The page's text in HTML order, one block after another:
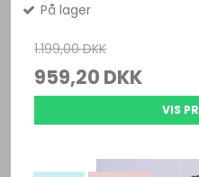
På lager
1.199,00 DKK
959,20 DKK
VIS